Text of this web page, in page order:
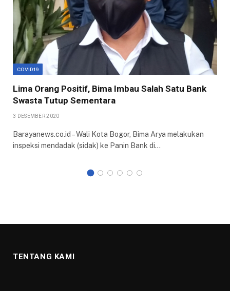
COVID19
Lima Orang Positif, Bima Imbau Salah Satu Bank
Swasta Tutup Sementara
3 DESEMBER 2020
Barayanews.co.id – Wali Kota Bogor, Bima Arya melakukan
inspeksi mendadak (sidak) ke Panin Bank di…
TENTANG KAMI